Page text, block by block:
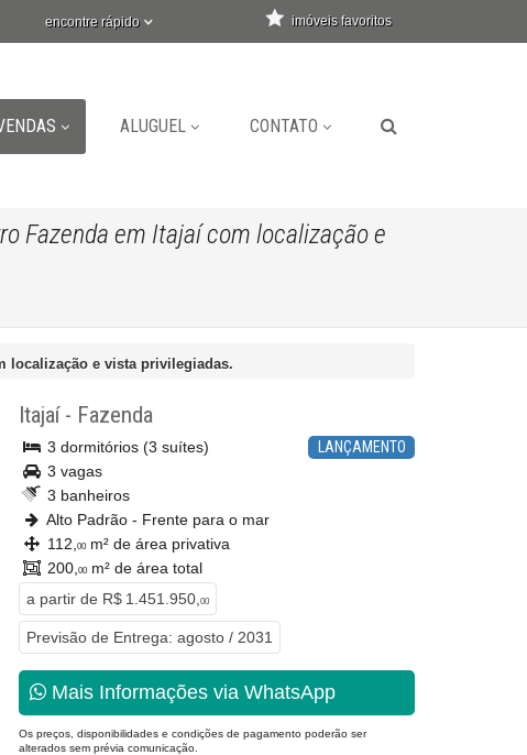
encontre rápido imóveis favoritos
ALUGUEL CONTATO
Fazenda em Itajaí com localização e
localização e vista privilegiadas.
Itajaí- Fazenda
LANÇAMENTO
3 dormitórios (3 suítes)
3 vagas
3 banheiros
Alto Padrão - Frente para o mar
112, 00m² de área privativa
200, 00m² de área total
a partir de R$ 1.451.950, 00
Previsão de Entrega: agosto / 2031
Mais Informações via WhatsApp
Os preços, disponibilidades e condições de pagamento poderão ser
alterados sem prévia comunicação.